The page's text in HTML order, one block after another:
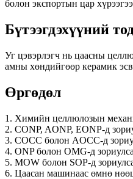
болон экспортын цар
Бүтээгдэхүүний
Уг цэвэрлэгч нь цаасны
амны хөндийгөөр керамик
Өргөдөл
1. Химийн целлюлозын
2. CONP, AONP, EONP-д
3. COCC болон AOCC-д
4. ONP болон OMG-д
5. MOW болон SOP-д
6. Цаасан машинаас өмнө